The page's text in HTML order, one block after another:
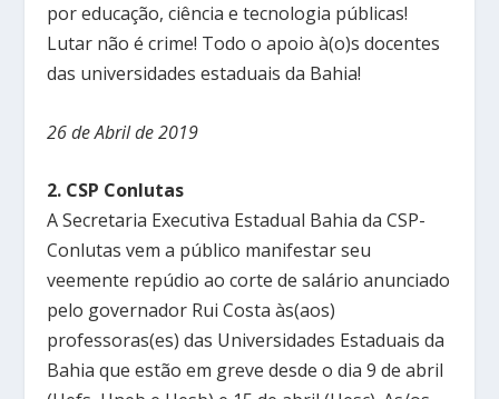
por educação, ciência e tecnologia públicas!
Lutar não é crime! Todo o apoio à(o)s docentes
das universidades estaduais da Bahia!
26 de Abril de 2019
2. CSP Conlutas
A Secretaria Executiva Estadual Bahia da CSP-
Conlutas vem a público manifestar seu
veemente repúdio ao corte de salário anunciado
pelo governador Rui Costa às(aos)
professoras(es) das Universidades Estaduais da
Bahia que estão em greve desde o dia 9 de abril